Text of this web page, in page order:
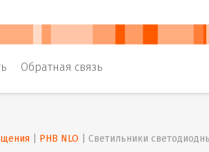
Обратная связь
PHB NLO Светильники